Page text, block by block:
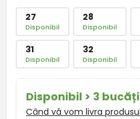
27
Disponibil
28
Disponibil
31
Disponibil
32
Disponibil
Disponibil > 3 bucăți
Când vă vom livra